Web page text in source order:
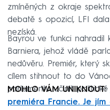
zmíněných z okraje
debatě s opozicí, LFI
nezíská.
Bayrou ve funkci nahradil
Barniera, jehož vládě
nedůvěru. Premiér, který
cílem stihnout to do
parlamentu učinit politické
MOHLO VÁM UNIKNOUT:
premiéra Francie. Je